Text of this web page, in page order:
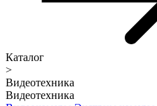
Каталог
>
Видеотехника
Видеотехника